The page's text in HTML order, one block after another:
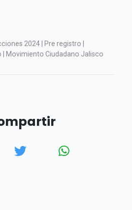
2024 | Pre registro |
| Movimiento Ciudadano Jalisco